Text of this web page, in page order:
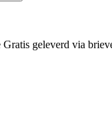
geleverd via